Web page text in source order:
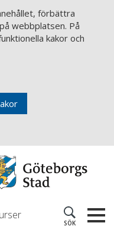
förbättra
webbplatsen. På
kakor och
SÖK